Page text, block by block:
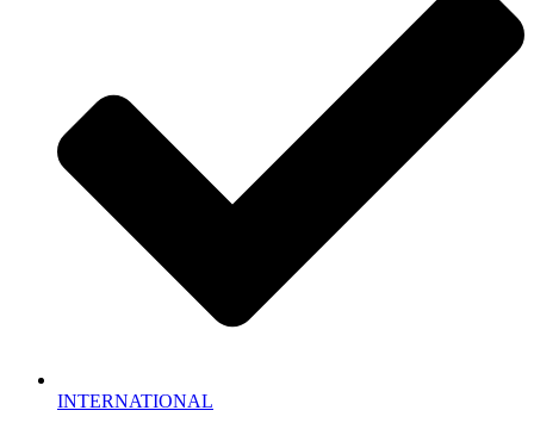
INTERNATIONAL